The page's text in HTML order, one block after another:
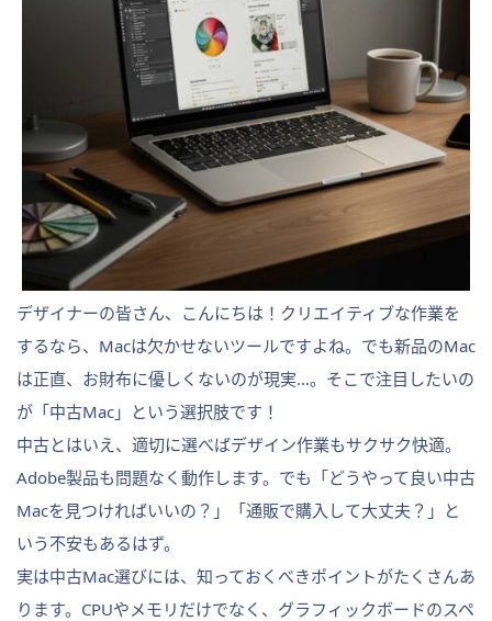
デザイナーの皆さん、こんにちは！クリエイティブな作業を
するなら、Macは欠かせないツールですよね。でも新品のMac
は正直、お財布に優しくないのが現実…。そこで注目したいの
が「中古Mac」という選択肢です！
中古とはいえ、適切に選べばデザイン作業もサクサク快適。
Adobe製品も問題なく動作します。でも「どうやって良い中古
Macを見つければいいの？」「通販で購入して大丈夫？」と
いう不安もあるはず。
実は中古Mac選びには、知っておくべきポイントがたくさんあ
ります。CPUやメモリだけでなく、グラフィックボードのスペ